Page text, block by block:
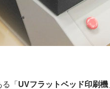
「 UVフラットベッド印刷機